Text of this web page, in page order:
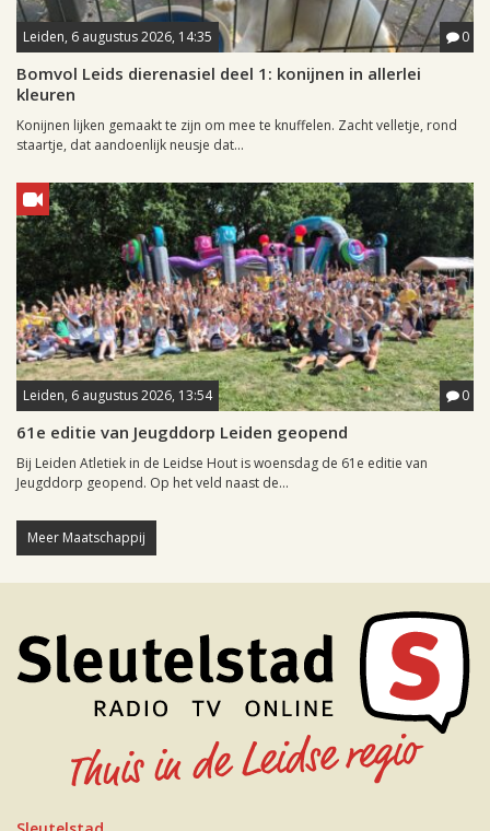
Leiden, 6 augustus 2026, 14:35 0
Bomvol Leids dierenasiel deel 1: konijnen in allerlei
kleuren
Konijnen lijken gemaakt te zijn om mee te knuffelen. Zacht velletje, rond
staartje, dat aandoenlijk neusje dat...
Leiden, 6 augustus 2026, 13:54 0
61e editie van Jeugddorp Leiden geopend
Bij Leiden Atletiek in de Leidse Hout is woensdag de 61e editie van
Jeugddorp geopend. Op het veld naast de...
Meer Maatschappij